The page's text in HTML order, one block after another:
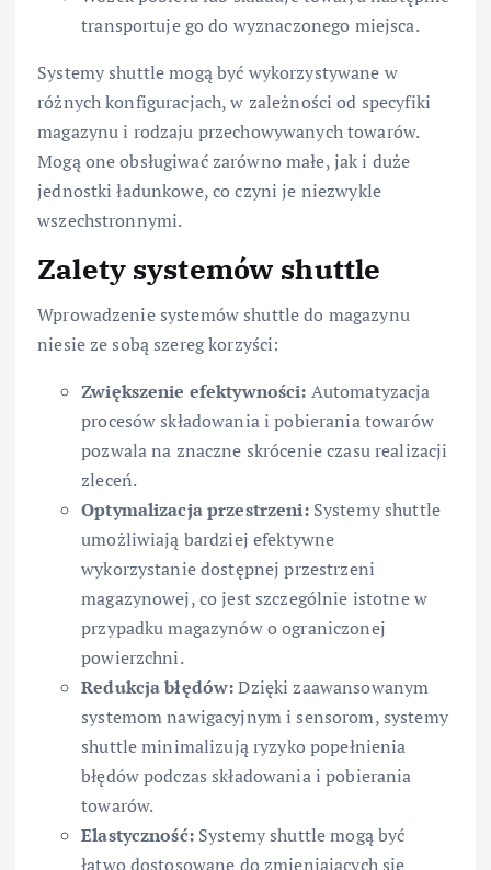
transportuje go do wyznaczonego miejsca.
Systemy shuttle mogą być wykorzystywane w
różnych konfiguracjach, w zależności od specyfiki
magazynu i rodzaju przechowywanych towarów.
Mogą one obsługiwać zarówno małe, jak i duże
jednostki ładunkowe, co czyni je niezwykle
wszechstronnymi.
Zalety systemów shuttle
Wprowadzenie systemów shuttle do magazynu
niesie ze sobą szereg korzyści:
Zwiększenie efektywności: Automatyzacja
procesów składowania i pobierania towarów
pozwala na znaczne skrócenie czasu realizacji
zleceń.
Optymalizacja przestrzeni:Systemy shuttle
umożliwiają bardziej efektywne
wykorzystanie dostępnej przestrzeni
magazynowej, co jest szczególnie istotne w
przypadku magazynów o ograniczonej
powierzchni.
Redukcja błędów:Dzięki zaawansowanym
systemom nawigacyjnym i sensorom, systemy
shuttle minimalizują ryzyko popełnienia
błędów podczas składowania i pobierania
towarów.
Elastyczność:Systemy shuttle mogą być
łatwo dostosowane do zmieniających się